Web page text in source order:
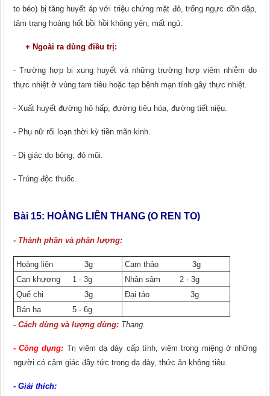
to béo) bị tǎng huyết áp với triệu chứng mặt đỏ, trống ngực dồn dập,
tâm trạng hoảng hốt bồi hồi không yên, mất ngủ.
+ Ngoài ra dùng điều trị:
- Trường hợp bị xung huyết và những trường hợp viêm nhiễm do
thực nhiệt ở vùng tam tiêu hoặc tạp bệnh mạn tính gây thực nhiệt.
- Xuất huyết đường hô hấp, đường tiêu hóa, đường tiết niệu.
- Phụ nữ rối loạn thời kỳ tiền mãn kinh.
- Dị giác do bỏng, đỏ mũi.
- Trúng độc thuốc.
Bài 15: HOÀNG LIÊN THANG (O REN TO)
- Thành phần và phân lượng:
Hoàng liên 3g
Cam thảo 3g
Can khương 1 - 3g
Nhân sâm 2 - 3g
Quế chi 3g
Đại táo 3g
Bán hạ 5 - 6g
- Cách dùng và lượng dùng: Thang.
- Công dụng: Trị viêm dạ dày cấp tính, viêm trong miệng ở những
người có cảm giác đầy tức trong dạ dày, thức ǎn không tiêu.
- Giải thích: